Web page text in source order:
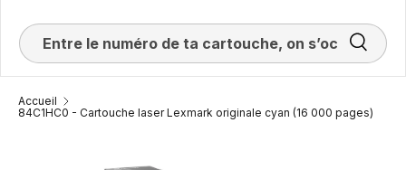
Accueil
84C1HC0 - Cartouche laser Lexmark originale cyan (16 000 pages)